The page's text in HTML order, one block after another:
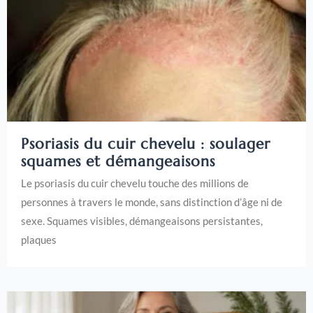
Psoriasis du cuir chevelu : soulager
squames et démangeaisons
Le psoriasis du cuir chevelu touche des millions de
personnes à travers le monde, sans distinction d’âge ni de
sexe. Squames visibles, démangeaisons persistantes,
plaques